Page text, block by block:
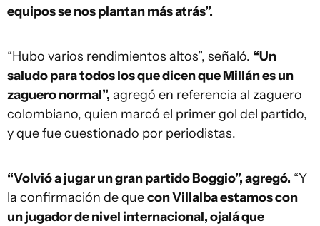
equipos se nos plantan más atrás”.
“Hubo varios rendimientos altos”, señaló. “Un
saludo para todos los que dicen que Millán es un
zaguero normal”, agregó en referencia al zaguero
colombiano, quien marcó el primer gol del partido,
y que fue cuestionado por periodistas.
“Volvió a jugar un gran partido Boggio”, agregó. “Y
la confirmación de quecon Villalba estamos con
un jugador de nivel internacional, ojalá que